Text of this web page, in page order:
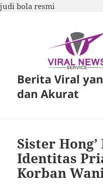
judi bola resmi
Berita Viral
dan Akurat
Sister
Identitas
Korban